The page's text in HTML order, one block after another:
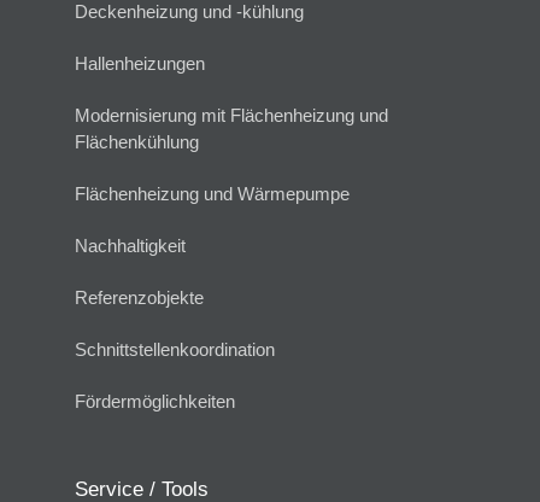
Deckenheizung und -kühlung
Hallenheizungen
Modernisierung mit Flächenheizung und
Flächenkühlung
Flächenheizung und Wärmepumpe
Nachhaltigkeit
Referenzobjekte
Schnittstellenkoordination
Fördermöglichkeiten
Service / Tools